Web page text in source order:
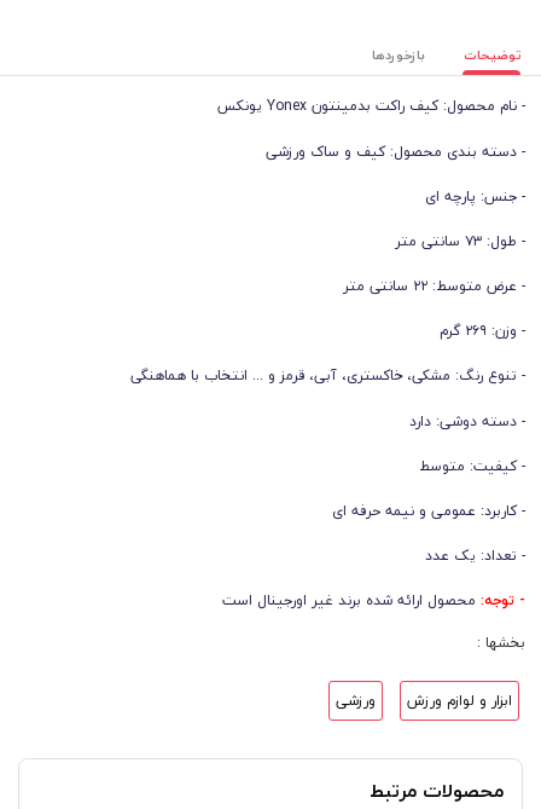
توضیحات بازخوردها
- نام محصول: کیف راکت بدمینتون Yonex یونکس
- دسته بندی محصول: کیف و ساک ورزشی
- جنس: پارچه ای
- طول: ۷۳ سانتی متر
- عرض متوسط: ۲۲ سانتی متر
- وزن: ۲۶۹ گرم
- تنوع رنگ: مشکی، خاکستری، آبی، قرمز و ... انتخاب با هماهنگی
- دسته دوشی: دارد
- کیفیت: متوسط
- کاربرد: عمومی و نیمه حرفه ای
- تعداد: یک عدد
- توجه: محصول ارائه شده برند غیر اورجینال است
بخشها :
ابزار و لوازم ورزش ورزشی
محصولات مرتبط